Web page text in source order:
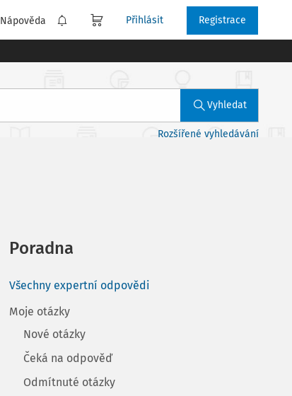
Nápověda Přihlásit Registrace
Vyhledat
Rozšířené vyhledávání
Poradna
Všechny expertní odpovědi
Moje otázky
Nové otázky
Čeká na odpověď
Odmítnuté otázky